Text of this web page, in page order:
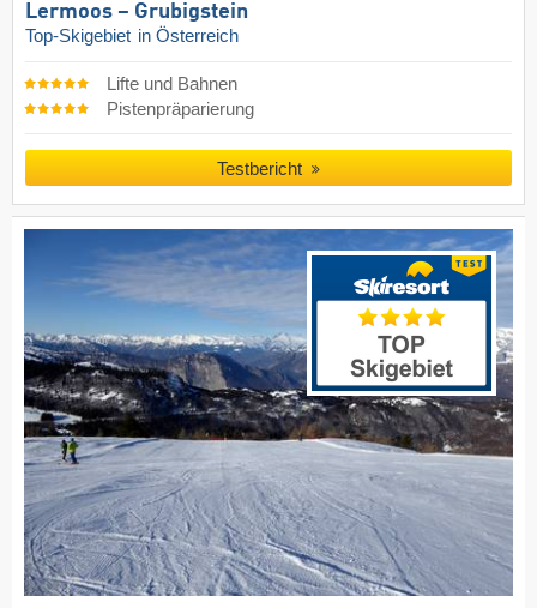
Lermoos – Grubigstein
Top-Skigebiet in Österreich
Lifte und Bahnen
Pistenpräparierung
Testbericht